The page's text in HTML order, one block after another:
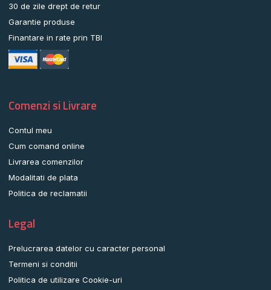
30 de zile drept de retur
Garantie produse
Finantare in rate prin TBI
Comenzi si Livrare
Contul meu
Cum comand online
Livrarea comenzilor
Modalitati de plata
Politica de reclamatii
Legal
Prelucrarea datelor cu caracter personal
Termeni si conditii
Politica de utilizare Cookie-uri